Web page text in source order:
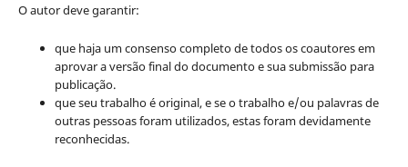
O autor deve garantir:
que haja um consenso completo de todos os coautores em
aprovar a versão final do documento e sua submissão para
publicação.
que seu trabalho é original, e se o trabalho e/ou palavras de
outras pessoas foram utilizados, estas foram devidamente
reconhecidas.